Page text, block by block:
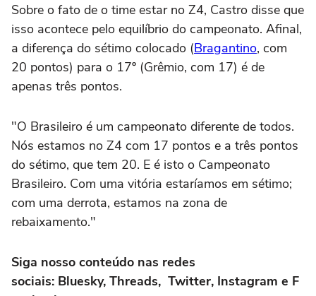
Sobre o fato de o time estar no Z4, Castro disse que
isso acontece pelo equilíbrio do campeonato. Afinal,
a diferença do sétimo colocado (Bragantino, com
20 pontos) para o 17º (Grêmio, com 17) é de
apenas três pontos.
"O Brasileiro é um campeonato diferente de todos.
Nós estamos no Z4 com 17 pontos e a três pontos
do sétimo, que tem 20. E é isto o Campeonato
Brasileiro. Com uma vitória estaríamos em sétimo;
com uma derrota, estamos na zona de
rebaixamento."
Siga nosso conteúdo nas redes
sociais: Bluesky, Threads, Twitter, Instagram e F